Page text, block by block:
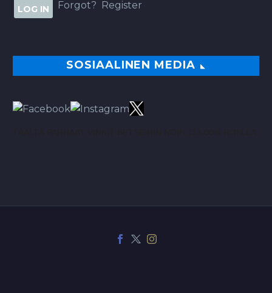
Forgot? Register
SOSIAALINEN MEDIA